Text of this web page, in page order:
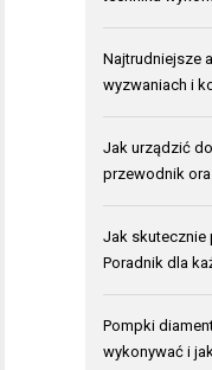
Najtrudniejsze
wyzwaniach i
Jak urządzić
przewodnik
Jak skutecznie
Poradnik dla
Pompki
wykonywać i